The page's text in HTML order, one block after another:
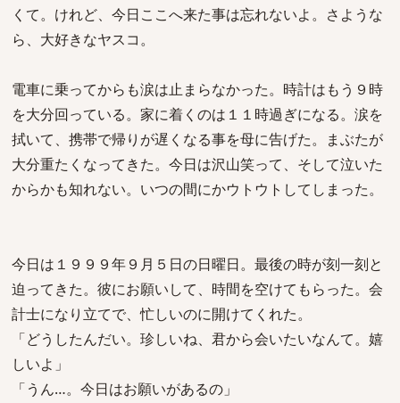
くて。けれど、今日ここへ来た事は忘れないよ。さような
ら、大好きなヤスコ。
電車に乗ってからも涙は止まらなかった。時計はもう９時
を大分回っている。家に着くのは１１時過ぎになる。涙を
拭いて、携帯で帰りが遅くなる事を母に告げた。まぶたが
大分重たくなってきた。今日は沢山笑って、そして泣いた
からかも知れない。いつの間にかウトウトしてしまった。
今日は１９９９年９月５日の日曜日。最後の時が刻一刻と
迫ってきた。彼にお願いして、時間を空けてもらった。会
計士になり立てで、忙しいのに開けてくれた。
「どうしたんだい。珍しいね、君から会いたいなんて。嬉
しいよ」
「うん…。今日はお願いがあるの」